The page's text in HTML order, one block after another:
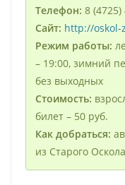
Телефон: 8 (4725)
Сайт: http://oskol-
Режим работы:
– 19:00, зимний
без выходных
Стоимость:
билет – 50 руб.
Как добраться:
из Старого Оскола